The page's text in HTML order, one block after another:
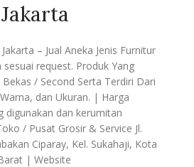
Jakarta
– Jual Aneka Jenis Furnitur
request. Produk Yang
/ Second Serta Terdiri Dari
dan Ukuran. | Harga
digunakan dan kerumitan
/ Pusat Grosir & Service Jl.
Ciparay, Kel. Sukahaji, Kota
| Website